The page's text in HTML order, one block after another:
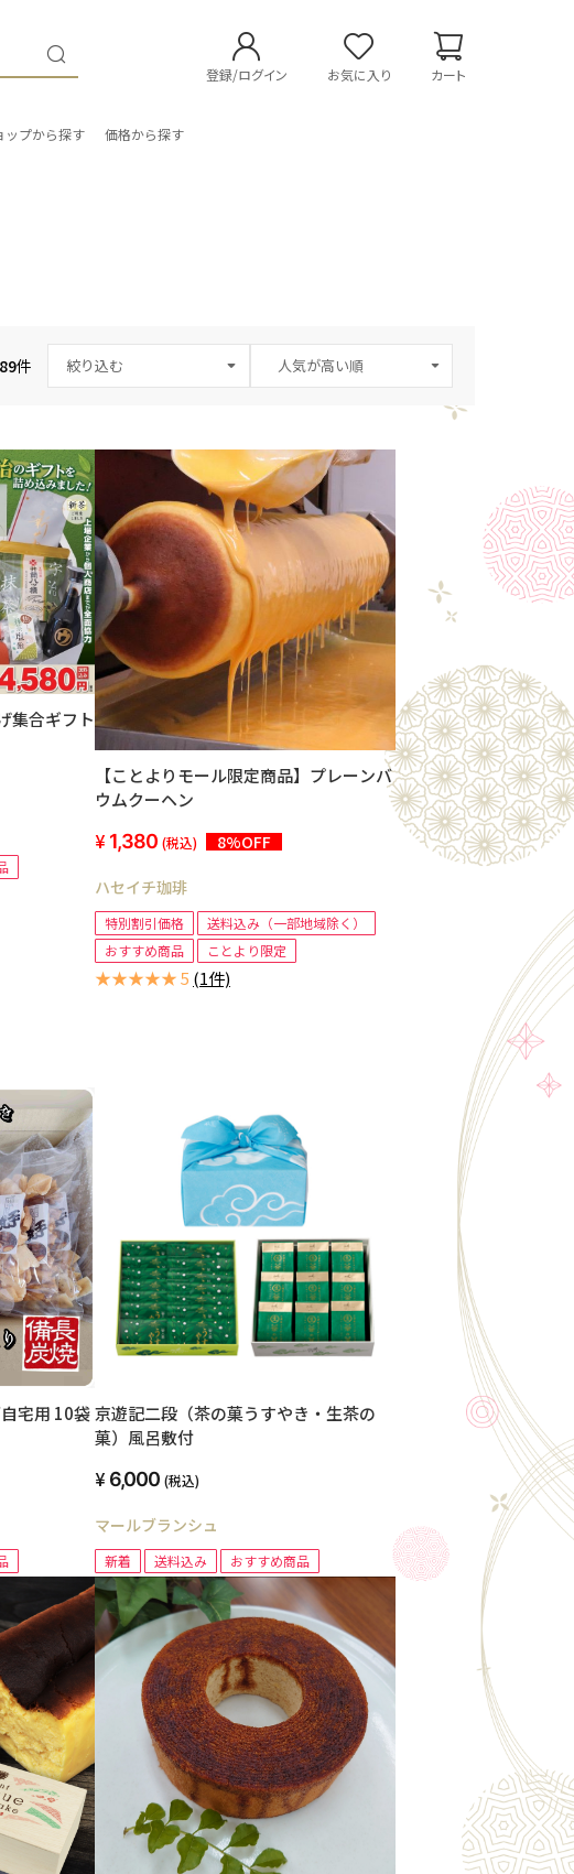
登録/ログイン お気に入り カート
ップから探す 価格から探す
件 絞り込む
集合ギフト
【ことよりモール限定商品】プレーンバ
ウムクーヘン
1,380 (税込) 8%OFF
ハセイチ珈琲
特別割引価格
送料込み（一部地域除く）
おすすめ商品
ことより限定
★★★★★ 5 (1件)
宅用 10袋京遊記二段（茶の菓うすやき・生茶の
菓）風呂敷付
6,000 (税込)
マールブランシュ
新着 送料込み おすすめ商品